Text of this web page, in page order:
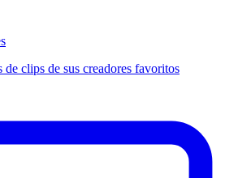
clips de sus creadores favoritos